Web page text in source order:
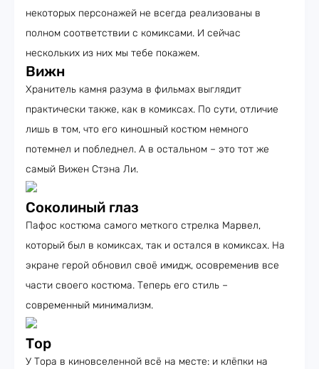
некоторых персонажей не всегда реализованы в
полном соответствии с комиксами. И сейчас
нескольких из них мы тебе покажем.
Вижн
Хранитель камня разума в фильмах выглядит
практически также, как в комиксах. По сути, отличие
лишь в том, что его киношный костюм немного
потемнел и побледнел. А в остальном – это тот же
самый Вижен Стэна Ли.
Соколиный глаз
Пафос костюма самого меткого стрелка Марвел,
который был в комиксах, так и остался в комиксах. На
экране герой обновил своё имидж, осовременив все
части своего костюма. Теперь его стиль –
современный минимализм.
Тор
У Тора в киновселенной всё на месте: и клёпки на